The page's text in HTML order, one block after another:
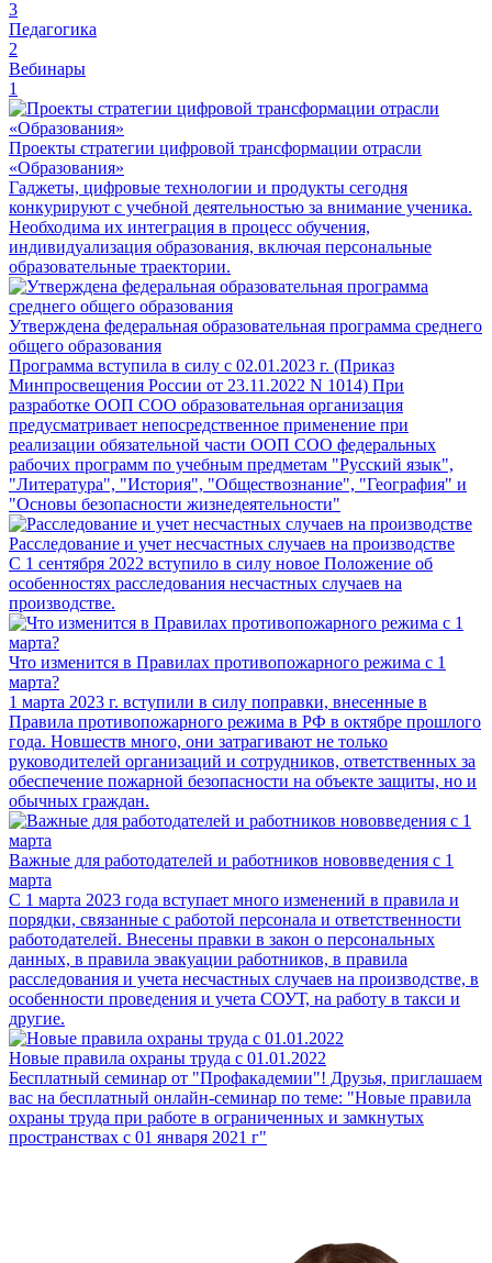
3
Педагогика
2
Вебинары
1
Проекты стратегии цифровой трансформации отрасли
«Образования»
Гаджеты, цифровые технологии и продукты сегодня
конкурируют с учебной деятельностью за внимание ученика.
Необходима их интеграция в процесс обучения,
индивидуализация образования, включая персональные
образовательные траектории.
Утверждена федеральная образовательная программа среднего
общего образования
Программа вступила в силу с 02.01.2023 г. (Приказ
Минпросвещения России от 23.11.2022 N 1014) При
разработке ООП СОО образовательная организация
предусматривает непосредственное применение при
реализации обязательной части ООП СОО федеральных
рабочих программ по учебным предметам "Русский язык",
"Литература", "История", "Обществознание", "География" и
"Основы безопасности жизнедеятельности"
Расследование и учет несчастных случаев на производстве
С 1 сентября 2022 вступило в силу новое Положение об
особенностях расследования несчастных случаев на
производстве.
Что изменится в Правилах противопожарного режима с 1
марта?
1 марта 2023 г. вступили в силу поправки, внесенные в
Правила противопожарного режима в РФ в октябре прошлого
года. Новшеств много, они затрагивают не только
руководителей организаций и сотрудников, ответственных за
обеспечение пожарной безопасности на объекте защиты, но и
обычных граждан.
Важные для работодателей и работников нововведения с 1
марта
С 1 марта 2023 года вступает много изменений в правила и
порядки, связанные с работой персонала и ответственности
работодателей. Внесены правки в закон о персональных
данных, в правила эвакуации работников, в правила
расследования и учета несчастных случаев на производстве, в
особенности проведения и учета СОУТ, на работу в такси и
другие.
Новые правила охраны труда с 01.01.2022
Бесплатный семинар от "Профакадемии"! Друзья, приглашаем
вас на бесплатный онлайн-семинар по теме: "Новые правила
охраны труда при работе в ограниченных и замкнутых
пространствах с 01 января 2021 г"